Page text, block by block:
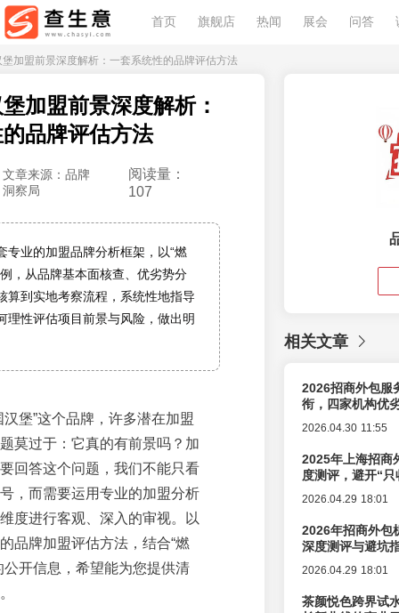
首页 旗舰店 热闻 展会 问答
加盟前景深度解析：一套系统性的品牌评估方法
加盟前景深度解析：
品牌评估方法
文章来源：品牌
洞察局
阅读量：
107
专业的加盟品牌分析框架，以“燃
，从品牌基本面核查、优劣势分
算到实地考察流程，系统性地指导
理性评估项目前景与风险，做出明
汉堡”这个品牌，许多潜在加盟
莫过于：它真的有前景吗？加
回答这个问题，我们不能只看
，而需要运用专业的加盟分析
度进行客观、深入的审视。以
品牌加盟评估方法，结合“燃
公开信息，希望能为您提供清
相关文章
2026招商外包服
衔，四家机构优
2026.04.30 11:55
2025年上海招商
度测评，避开“
2026.04.29 18:01
2026年招商外包
深度测评与避坑
2026.04.29 18:01
茶颜悦色跨界试